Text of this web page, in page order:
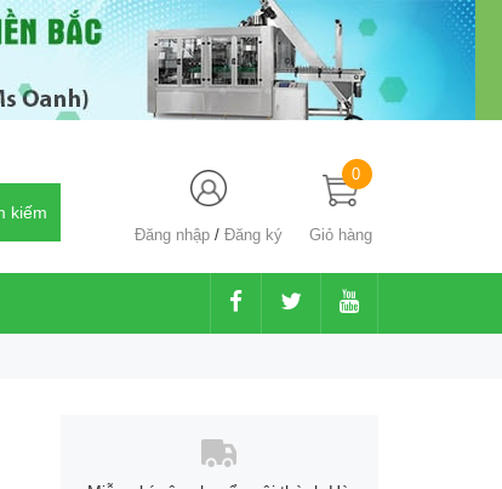
Đăng nhập / Đăng ký Giỏ hàng
0